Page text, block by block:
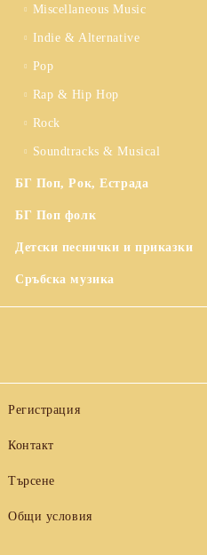
Miscellaneous Music
Indie & Alternative
Pop
Rap & Hip Hop
Rock
Soundtracks & Musical
БГ Поп, Рок, Естрада
БГ Поп фолк
Детски песнички и приказки
Сръбска музика
Регистрация
Контакт
Търсене
Общи условия